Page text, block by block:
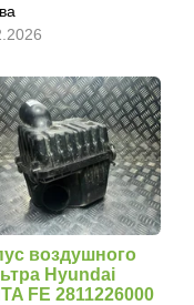
воздушного
Hyundai
FE 2811226000